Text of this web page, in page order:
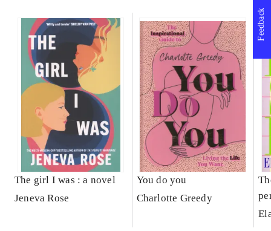
The girl I was : a novel
Jeneva Rose
You do you
Charlotte Greedy
Feedback